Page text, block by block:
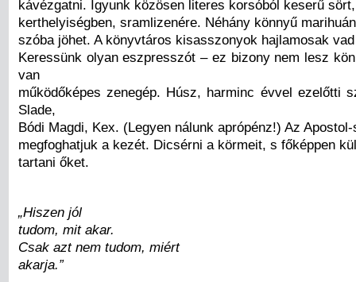
kávézgatni. Igyunk közösen literes korsóból keserű
kerthelyiségben, sramlizenére. Néhány könnyű
szóba jöhet. A könyvtáros kisasszonyok hajlamosak
Keressünk olyan eszpresszót – ez bizony nem lesz
van
működőképes zenegép. Húsz, harminc évvel ezelőtti
Slade,
Bódi Magdi, Kex. (Legyen nálunk aprópénz!) Az
megfoghatjuk a kezét. Dicsérni a körmeit, s főképpen
tartani őket.
„Hiszen jól
tudom, mit akar.
Csak azt nem tudom, miért
akarja.”